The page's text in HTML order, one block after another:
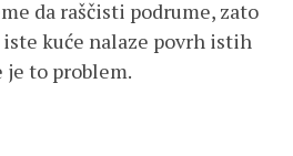
da raščisti podrume, zato
kuće nalaze povrh istih
je to problem.